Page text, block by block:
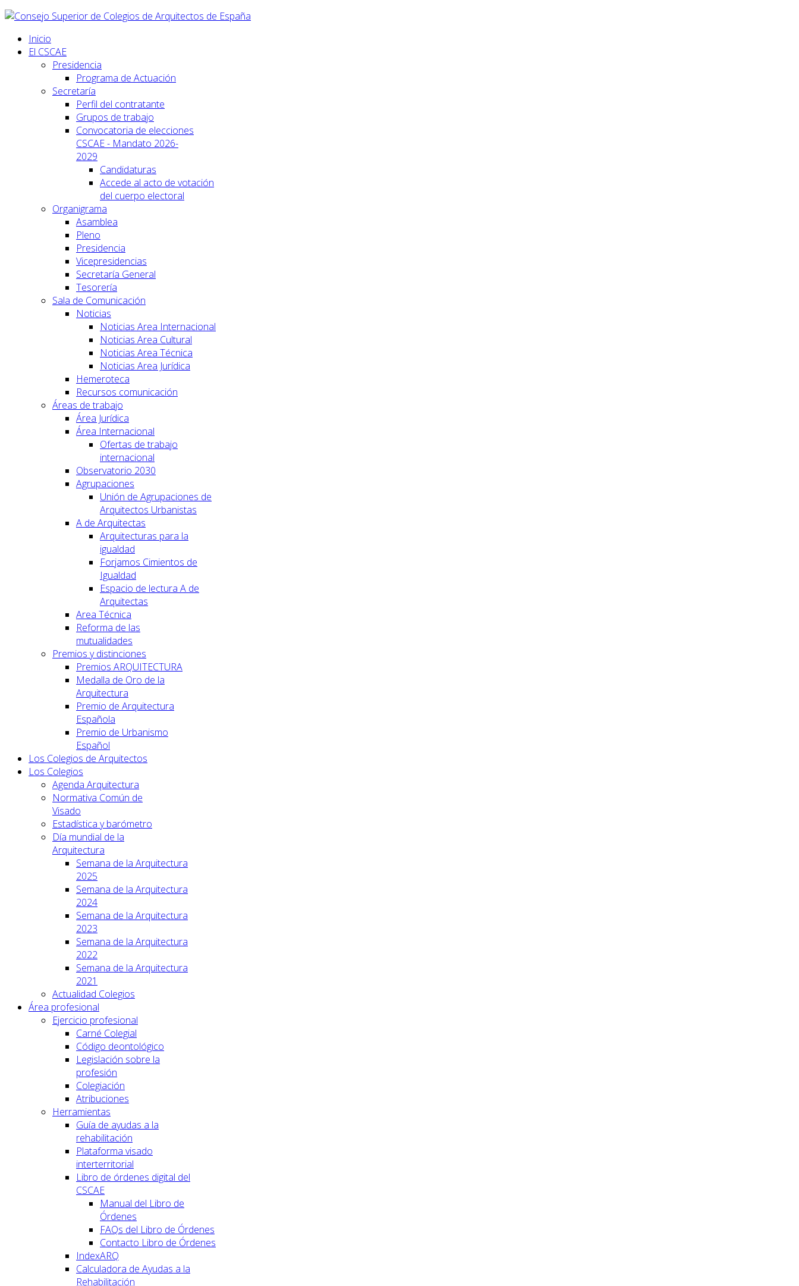
Inicio
El CSCAE
Presidencia
Programa de Actuación
Secretaría
Perfil del contratante
Grupos de trabajo
Convocatoria de elecciones
CSCAE - Mandato 2026-
2029
Candidaturas
Accede al acto de votación
del cuerpo electoral
Organigrama
Asamblea
Pleno
Presidencia
Vicepresidencias
Secretaría General
Tesorería
Sala de Comunicación
Noticias
Noticias Area Internacional
Noticias Area Cultural
Noticias Area Técnica
Noticias Area Jurídica
Hemeroteca
Recursos comunicación
Áreas de trabajo
Área Jurídica
Área Internacional
Ofertas de trabajo
internacional
Observatorio 2030
Agrupaciones
Unión de Agrupaciones de
Arquitectos Urbanistas
A de Arquitectas
Arquitecturas para la
igualdad
Forjamos Cimientos de
Igualdad
Espacio de lectura A de
Arquitectas
Area Técnica
Reforma de las
mutualidades
Premios y distinciones
Premios ARQUITECTURA
Medalla de Oro de la
Arquitectura
Premio de Arquitectura
Española
Premio de Urbanismo
Español
Los Colegios de Arquitectos
Los Colegios
Agenda Arquitectura
Normativa Común de
Visado
Estadística y barómetro
Día mundial de la
Arquitectura
Semana de la Arquitectura
2025
Semana de la Arquitectura
2024
Semana de la Arquitectura
2023
Semana de la Arquitectura
2022
Semana de la Arquitectura
2021
Actualidad Colegios
Área profesional
Ejercicio profesional
Carné Colegial
Código deontológico
Legislación sobre la
profesión
Colegiación
Atribuciones
Herramientas
Guía de ayudas a la
rehabilitación
Plataforma visado
interterritorial
Libro de órdenes digital del
CSCAE
Manual del Libro de
Órdenes
FAQs del Libro de Órdenes
Contacto Libro de Órdenes
IndexARQ
Calculadora de Ayudas a la
Rehabilitación